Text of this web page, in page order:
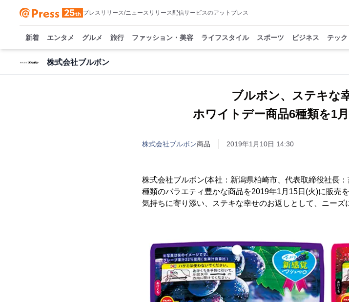
プレスリリース/ニュースリリース配信サービスのアットプレス
新着 エンタメ グルメ 旅行 ファッション・美容 ライフスタイル スポーツ ビジネス テック
株式会社ブルボン
ブルボン、ステキな
ホワイトデー商品6種類を1
株式会社ブルボン商品 2019年1月10日 14:30
株式会社ブルボン(本社：新潟県柏崎市、代表取締役社長
種類のバラエティ豊かな商品を2019年1月15日(火)に販売
気持ちに寄り添い、ステキな幸せのお返しとして、ニーズ